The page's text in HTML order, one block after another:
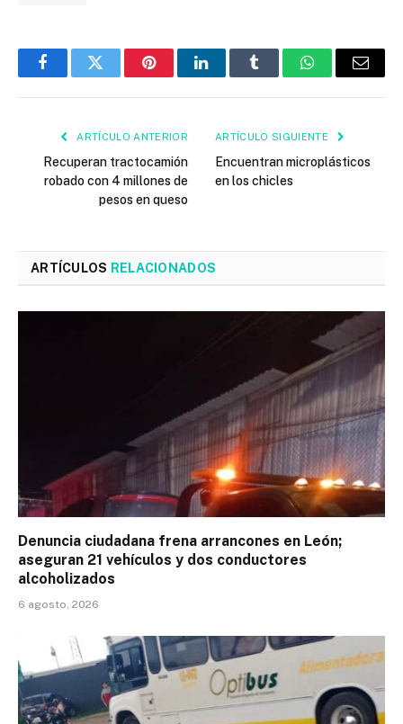
FacebookTwitter PinterestLinkedInTumblr WhatsAppEmail
ARTÍCULO ANTERIOR
Recuperan tractocamión
robado con 4 millones de
pesos en queso
ARTÍCULO SIGUIENTE
Encuentran microplásticos
en los chicles
ARTÍCULOS RELACIONADOS
Denuncia ciudadana frena arrancones en León;
aseguran 21 vehículos y dos conductores
alcoholizados
6 agosto, 2026